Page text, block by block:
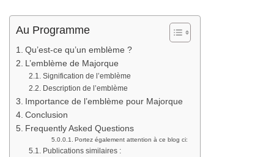
Au Programme
Qu’est-ce qu’un emblème ?
L’emblème de Majorque
Signification de l’emblème
Description de l’emblème
Importance de l’emblème pour Majorque
Conclusion
Frequently Asked Questions
Portez également attention à ce blog ci:
Publications similaires :